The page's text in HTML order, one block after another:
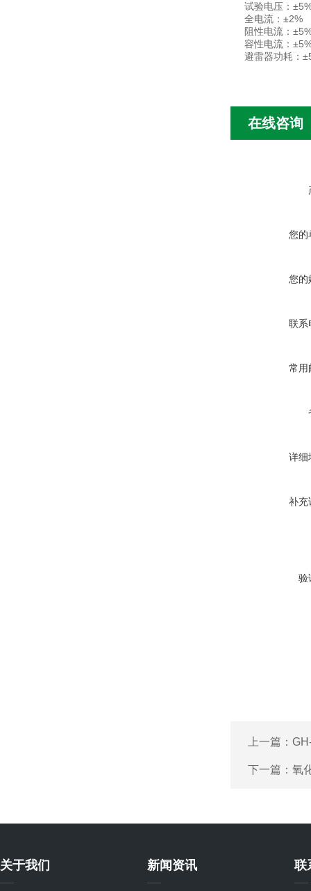
试验电压：
全电流：±2%
阻性电流：
容性电流：
避雷器功耗：
在线咨询
您的
您的
联系
常用
详细
补充
验
上一篇：
下一篇： 氧
关于我们 新闻资讯 联